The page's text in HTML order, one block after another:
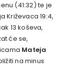
(41:32) te je
Križevaca 19:4,
13 koševa,
će se,
Mateja
na minus